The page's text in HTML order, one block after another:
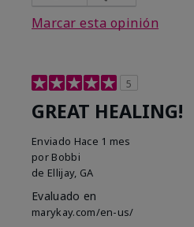
Marcar esta opinión
5
GREAT HEALING!
Enviado Hace 1 mes
por Bobbi
de Ellijay, GA
Evaluado en
marykay.com/en-us/